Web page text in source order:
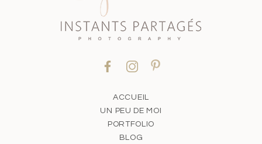
ACCUEIL
UN PEU DE MOI
PORTFOLIO
BLOG